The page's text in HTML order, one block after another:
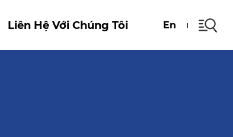
Liên Hệ Với Chúng Tôi En